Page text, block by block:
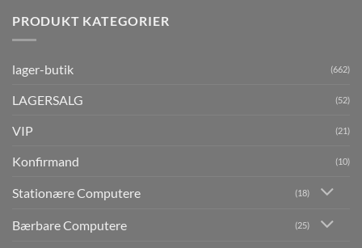
PRODUKT KATEGORIER
lager-butik (662)
LAGERSALG (52)
VIP (21)
Konfirmand (10)
Stationære Computere (18)
Bærbare Computere (25)